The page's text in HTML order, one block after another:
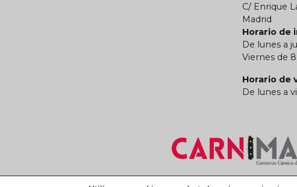
C/ Enrique
Madrid
Horario de
De lunes a
Viernes de 8
Horario de
De lunes a
Términos y condiciones legales Política de